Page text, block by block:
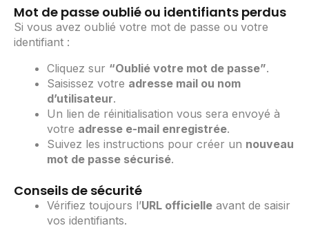
Mot de passe oublié ou identifiants perdus
Si vous avez oublié votre mot de passe ou votre
identifiant :
Cliquez sur “Oublié votre mot de passe”.
Saisissez votre adresse mail ou nom
d’utilisateur.
Un lien de réinitialisation vous sera envoyé à
votre adresse e-mail enregistrée.
Suivez les instructions pour créer un nouveau
mot de passe sécurisé.
Conseils de sécurité
Vérifiez toujours l’URL officielle avant de saisir
vos identifiants.